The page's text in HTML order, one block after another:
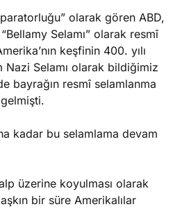
olarak gören ABD,
Selamı” olarak resmî
keşfinin 400. yılı
Nazi Selamı olarak bildiğimiz
bayrağın resmî selamlanma
kadar bu selamlama devam
üzerine koyulması olarak
bir süre Amerikalılar